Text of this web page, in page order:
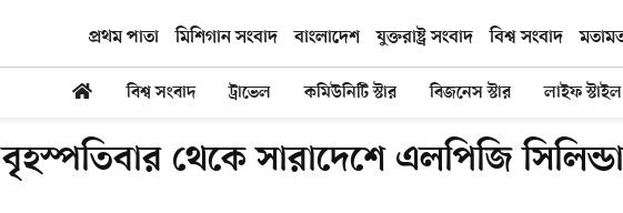
প্রথম পাতা মিশিগান সংবাদ বাংলাদেশ যুক্তরাষ্ট্র সংবাদ বিশ্ব সংবাদ
বিশ্ব সংবাদ ট্রাভেল কমিউনিটি স্টার বিজনেস স্টার লাইফ স্টাইল
বৃহস্পতিবার থেকে সারাদেশে এলপিজি